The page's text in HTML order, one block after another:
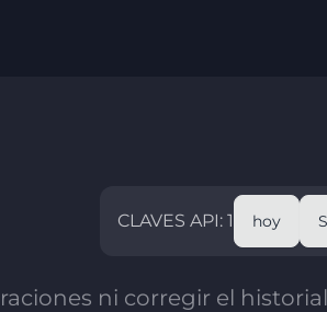
CLAVES API: 1 hoy
ni corregir el